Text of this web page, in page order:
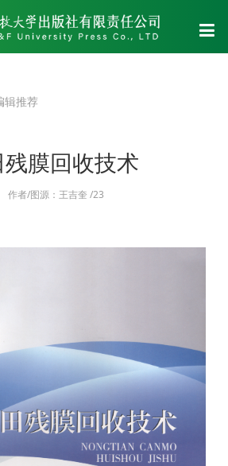
辑推荐
膜回收技术
者/图源：王吉奎 /23